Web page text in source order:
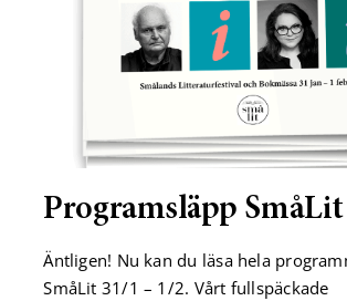
Programsläpp SmåLit
Äntligen! Nu kan du läsa hela
SmåLit 31/1 – 1/2. Vårt fullspäckade